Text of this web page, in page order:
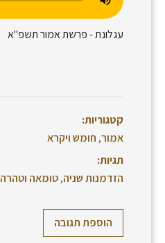
עגלונת - פרשת אמור תשפ"א
קטגוריות:
אמור, חומש ויקרא
תגיות:
הזדמנות שניה,טומאה וטהרה
הוספת תגובה